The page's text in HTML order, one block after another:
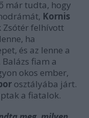
már tudta, hogy
Kornis
Zsótér felhívott
ha
és az lenne a
fiam a
okos ember,
osztályába járt.
a fiatalok.